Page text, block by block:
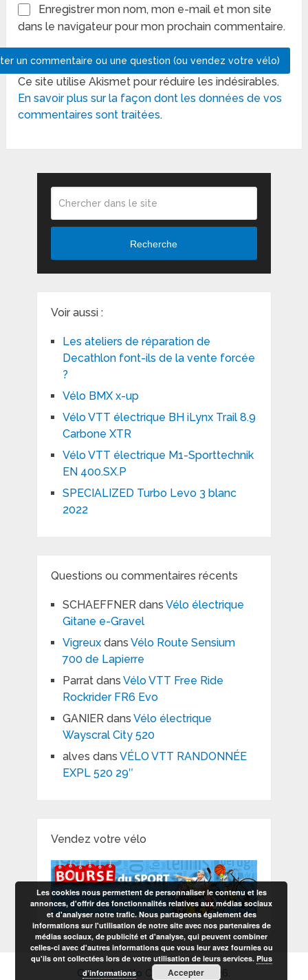
Enregistrer mon nom, mon e-mail et mon site
dans le navigateur pour mon prochain commentaire.
Ce site utilise Akismet pour réduire les indésirables.
En savoir plus sur la façon dont les données de vos
commentaires sont traitées.
Recherche
Voir aussi :
Les ateliers de réparation de
Decathlon font-ils de la vente forcée
?
Vélo BMX x-up
Vélo VTT électrique BH iLynx Trail 8.9
Carbone XTR
Vélo VTT électrique M1-Sporttechnik
EN 400.SX.P
SPECIALIZED Turbo Levo 3 blanc
2022
Questions ou commentaires récents
SCHAEFFNERdans Vélo électrique
Gitane e-Gravel
Vigreuxdans Vélo Route Sensium
700 de Lapierre
Parratdans Vélo VTT Free Ride
Rockrider FR6 Evo
GANIERdans Vélo électrique
Wayscral City 520
alves dans VÉLO VTT RANDONNÉE
EXPL 520 29″
Vendez votre vélo
Guide du vélo Copyright © 2026.
Les cookies nous permettent de personnaliser le contenu et les
annonces, d'offrir des fonctionnalités relatives aux médias sociaux
et d'analyser notre trafic. Nous partageons également des
informations sur l'utilisation de notre site avec nos partenaires de
médias sociaux, de publicité et d'analyse, qui peuvent combiner
celles-ci avec d'autres informations que vous leur avez fournies ou
qu'ils ont collectées lors de votre utilisation de leurs services. Plus
d’informations
Accepter